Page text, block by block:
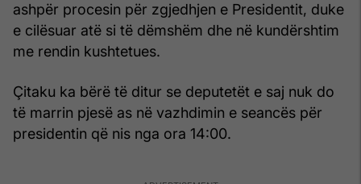
ashpër procesin për zgjedhjen e Presidentit, duke
e cilësuar atë si të dëmshëm dhe në kundërshtim
me rendin kushtetues.
Çitaku ka bërë të ditur se deputetët e saj nuk do
të marrin pjesë as në vazhdimin e seancës për
presidentin që nis nga ora 14:00.